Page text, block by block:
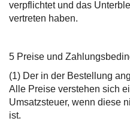
verpflichtet und das
vertreten haben.
5 Preise und
(1) Der in der Bestellung
Alle Preise verstehen sich
Umsatzsteuer, wenn diese
ist.